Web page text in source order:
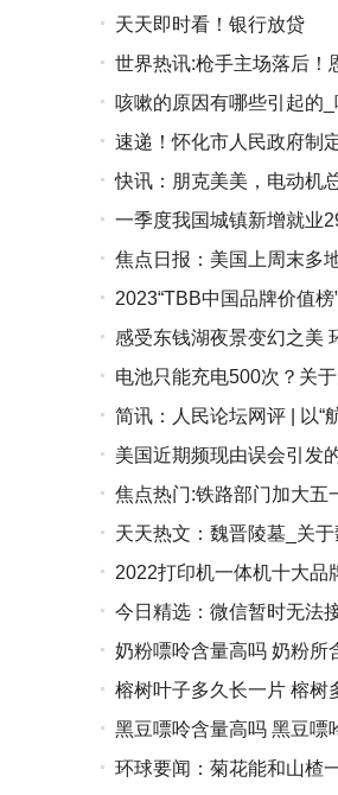
天天即时看！银行放贷
世界热讯:枪手主场落后！
咳嗽的原因有哪些引起的
速递！怀化市人民政府制
快讯：朋克美美，电动机
一季度我国城镇新增就业
焦点日报：美国上周末多
2023“TBB中国品牌价值
感受东钱湖夜景变幻之美
电池只能充电500次？关
简讯：人民论坛网评 | 以“
美国近期频现由误会引发
焦点热门:铁路部门加大五
天天热文：魏晋陵墓_关
2022打印机一体机十大品
今日精选：微信暂时无法
奶粉嘌呤含量高吗 奶粉所
榕树叶子多久长一片 榕树
黑豆嘌呤含量高吗 黑豆嘌
环球要闻：菊花能和山楂